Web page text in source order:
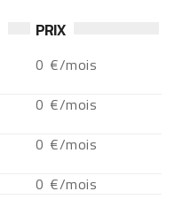
PRIX
0 €/mois
0 €/mois
0 €/mois
0 €/mois